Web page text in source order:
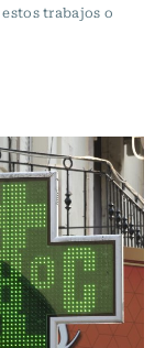
trabajos o